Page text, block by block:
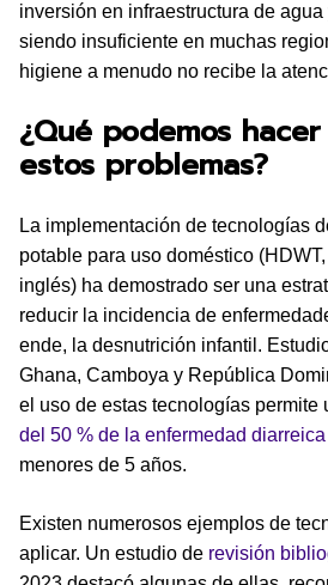
inversión en infraestructura de
siendo insuficiente en muchas
higiene a menudo no recibe la
¿Qué podemos
estos problemas?
La implementación de tecnologías
potable para uso doméstico
inglés) ha demostrado ser una
reducir la incidencia de
ende, la desnutrición infantil.
Ghana, Camboya y República
el uso de estas tecnologías permite
del 50 % de la enfermedad diarreica
menores de 5 años.
Existen numerosos ejemplos de
aplicar. Un estudio de revisión